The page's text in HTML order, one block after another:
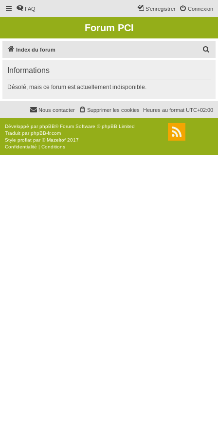
FAQ Connexion
S’enregistrer
Forum PCI
Index du forum
r
c
r
Informations
Désolé, mais ce forum est actuellement indisponible.
Heures au format UTC+02:00
Supprimer les cookies
Nous contacter
Développé parphpBB® Forum Software © phpBB Limited
Traduit parphpBB-fr.com
Style proflat par ©Mazeltof 2017
Confidentialité | Conditions